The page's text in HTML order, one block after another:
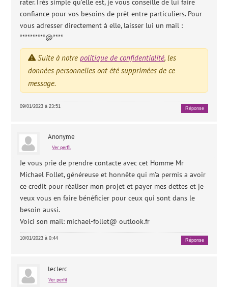
rater.Très simple qu’elle est, je vous conseille de lui faire
confiance pour vos besoins de prêt entre particuliers. Pour
vous adresser directement à elle, laisser lui un mail :
**********@****
Suite à notrepolitique de confidentialité, les
données personnelles ont été supprimées de ce
message.
09/01/2023 à 23:51 Réponse
Anonyme
Ver perfil
Je vous prie de prendre contacte avec cet Homme Mr
Michael Follet, généreuse et honnête qui m’a permis a avoir
ce credit pour réaliser mon projet et payer mes dettes et je
veux vous en faire bénéficier pour ceux qui sont dans le
besoin aussi.
Voici son mail: michael-follet@ outlook.fr
10/01/2023 à 0:44 Réponse
leclerc
Ver perfil